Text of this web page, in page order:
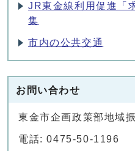
JR東金線利用促進「
集
市内の公共交通
お問い合わせ
東金市企画政策部地域
電話: 0475-50-1196